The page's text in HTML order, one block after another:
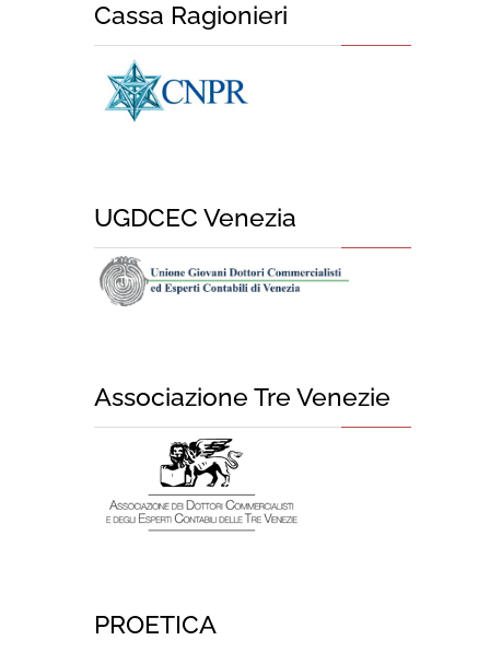
Cassa Ragionieri
UGDCEC Venezia
Associazione Tre Venezie
PROETICA